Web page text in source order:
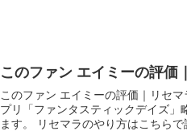
このファン エイミーの評価
このファン エイミーの評価｜リセマラ当たりキャラ この素晴らし
プリ「ファンタスティックデイズ
ます。 リセマラのやり方はこち